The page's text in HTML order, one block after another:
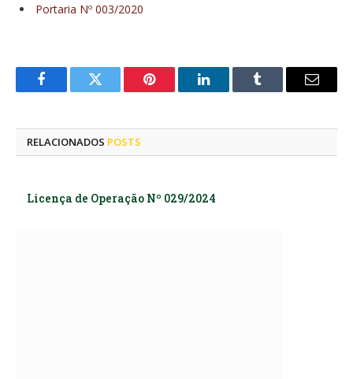
Portaria Nº 003/2020
FacebookTwitter Pinterest LinkedInTumblr
E-
RELACIONADOS POSTS
Licença de Operação Nº 029/2024